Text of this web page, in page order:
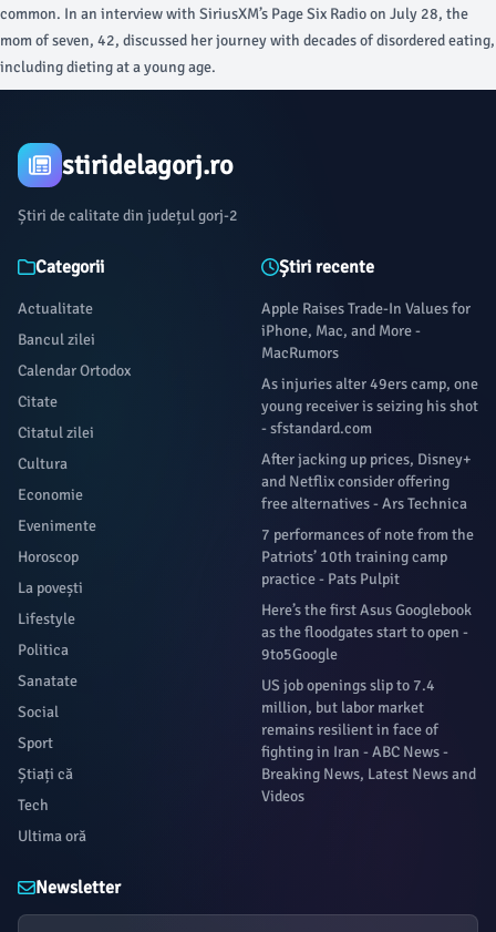
common. In an interview with SiriusXM’s Page Six Radio on July 28, the
mom of seven, 42, discussed her journey with decades of disordered eating,
including dieting at a young age.
stiridelagorj.ro
Știri de calitate din județul gorj-2
Categorii
Actualitate
Bancul zilei
Calendar Ortodox
Citate
Citatul zilei
Cultura
Economie
Evenimente
Horoscop
La povești
Lifestyle
Politica
Sanatate
Social
Sport
Știați că
Tech
Ultima oră
Știri recente
Apple Raises Trade-In Values for
iPhone, Mac, and More -
MacRumors
As injuries alter 49ers camp, one
young receiver is seizing his shot
- sfstandard.com
After jacking up prices, Disney+
and Netflix consider offering
free alternatives - Ars Technica
7 performances of note from the
Patriots’ 10th training camp
practice - Pats Pulpit
Here’s the first Asus Googlebook
as the floodgates start to open -
9to5Google
US job openings slip to 7.4
million, but labor market
remains resilient in face of
fighting in Iran - ABC News -
Breaking News, Latest News and
Videos
Newsletter